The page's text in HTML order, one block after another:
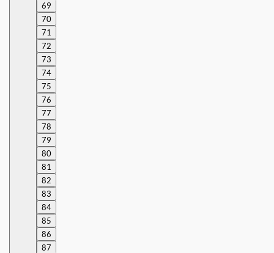
69
70
71
72
73
74
75
76
77
78
79
80
81
82
83
84
85
86
87